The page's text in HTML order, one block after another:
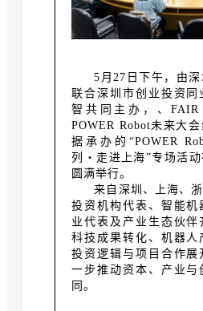
5月27日下午，由
联合深圳市创业投资同
智共同主办， 、FAIR
POWER Robot未来大会
据 承办的“POWER
列・走进上海”专场活动
圆满举行。
来自深圳、上海、
投资机构代表、智能机
业代表及产业生态伙伴
科技成果转化、机器人
投资逻辑与项目合作展
一步推动资本、产业与
同。